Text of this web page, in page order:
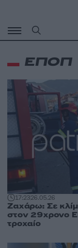
περιεχόμενο
ΕΠΟΠ
17:2326.05.26
Ζαχάρω: Σε
στον 29χρονο
τροχαίο